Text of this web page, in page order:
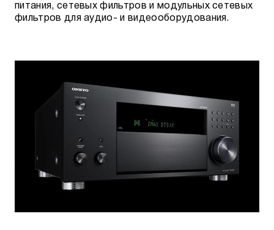
питания, сетевых фильтров и модульных сетевых
фильтров для аудио- и видеооборудования.